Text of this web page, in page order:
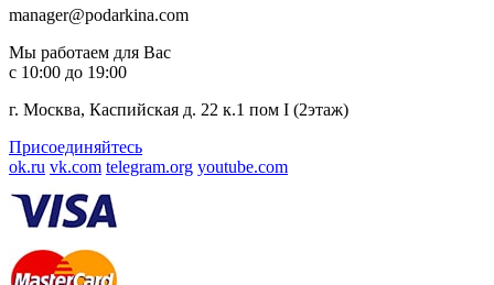
manager@podarkina.com
Мы работаем для Вас
с 10:00 до 19:00
г. Москва, Каспийская д. 22 к.1 пом I (2этаж)
Присоединяйтесь
ok.ru vk.com telegram.org youtube.com